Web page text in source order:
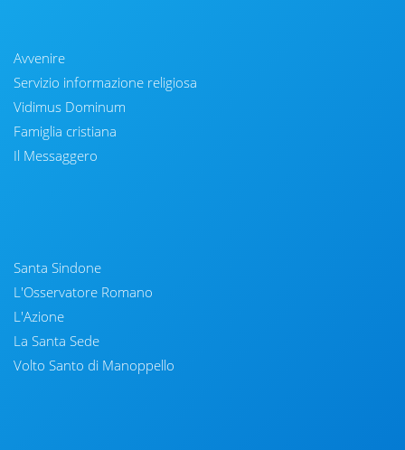
Avvenire
Servizio informazione religiosa
Vidimus Dominum
Famiglia cristiana
Il Messaggero
Santa Sindone
L'Osservatore Romano
L'Azione
La Santa Sede
Volto Santo di Manoppello